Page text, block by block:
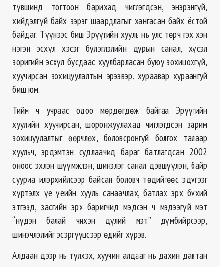
түвшинд тогтоон барихад чиглэгдсэн, энэрэнгүй,
хийдэлгүй байх зэрэг шаардлагыг хангасан байх ёстой
байдаг. Түүнээс биш Эрүүгийн хууль нь улс төрч гэх хэн
нэгэн эсхүл хэсэг бүлэглэлийн дурын санал, хүсэл
зоригийн эсхүл бусдаас хуулбарласан буюу зохицохгүй,
хуучирсан зохицуулалтын эрээвэр, хураавар хураангуй
биш юм.
Тийм ч учраас одоо мөрдөгдөж байгаа Эрүүгийн
хуулийн хуучирсан, шоронжуулахад чиглэгдсэн зарим
зохицуулалтыг өөрчлөх, боловсронгуй болгох талаар
хуульч, эрдэмтэн судлаачид бараг батлагдсан 2002
оноос эхлэн шүүмжлэн, шинэлэг санал дэвшүүлэн, байр
сууриа илэрхийлсээр байсан боловч төдийгөөс эдүгээг
хүртэлх үе үеийн хууль санаачлах, батлах эрх бүхий
этгээд, засгийн эрх баригчид мэдсэн ч мэдээгүй мэт
“нүдэн балай чихэн дүлий мэт” дүмбийрсээр,
шинэчлэлийг эсэргүүцсээр өдийг хүрэв.
Алдаан дээр нь түлхэх, хуучин алдааг нь дахин давтан